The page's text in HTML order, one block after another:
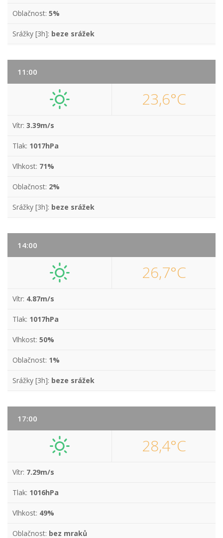
Oblačnost: 5%
Srážky [3h]: beze srážek
11:00
23,6°C
Vítr: 3.39m/s
Tlak: 1017hPa
Vlhkost: 71%
Oblačnost: 2%
Srážky [3h]: beze srážek
14:00
26,7°C
Vítr: 4.87m/s
Tlak: 1017hPa
Vlhkost: 50%
Oblačnost: 1%
Srážky [3h]: beze srážek
17:00
28,4°C
Vítr: 7.29m/s
Tlak: 1016hPa
Vlhkost: 49%
Oblačnost: bez mraků